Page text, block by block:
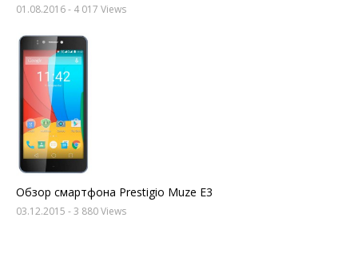
01.08.2016- 4 017 Views
Обзор смартфона Prestigio Muze E3
03.12.2015 - 3 880 Views